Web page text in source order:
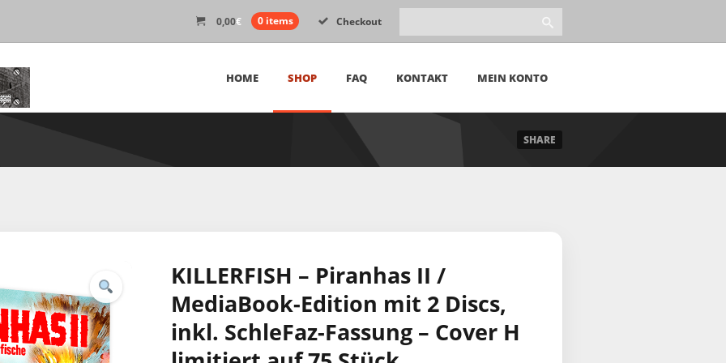
0,00€ 0 items Checkout
HOME SHOP FAQ KONTAKT MEIN KONTO
SHARE
KILLERFISH – Piranhas II /
MediaBook-Edition mit 2 Discs,
inkl. SchleFaz-Fassung – Cover H